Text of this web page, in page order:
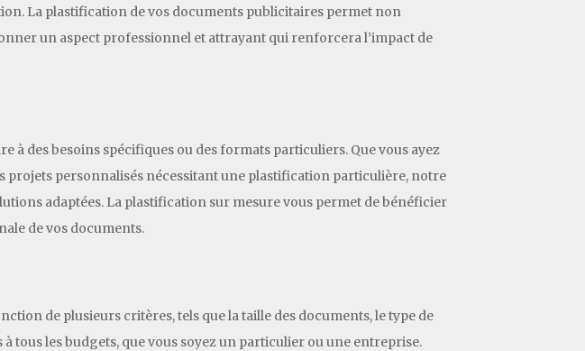
La plastification de vos documents publicitaires permet non
un aspect professionnel et attrayant qui renforcera l’impact de
des besoins spécifiques ou des formats particuliers. Que vous ayez
projets personnalisés nécessitant une plastification particulière, notre
adaptées. La plastification sur mesure vous permet de bénéficier
de vos documents.
de plusieurs critères, tels que la taille des documents, le type de
tous les budgets, que vous soyez un particulier ou une entreprise.